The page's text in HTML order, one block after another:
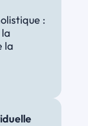
:
la